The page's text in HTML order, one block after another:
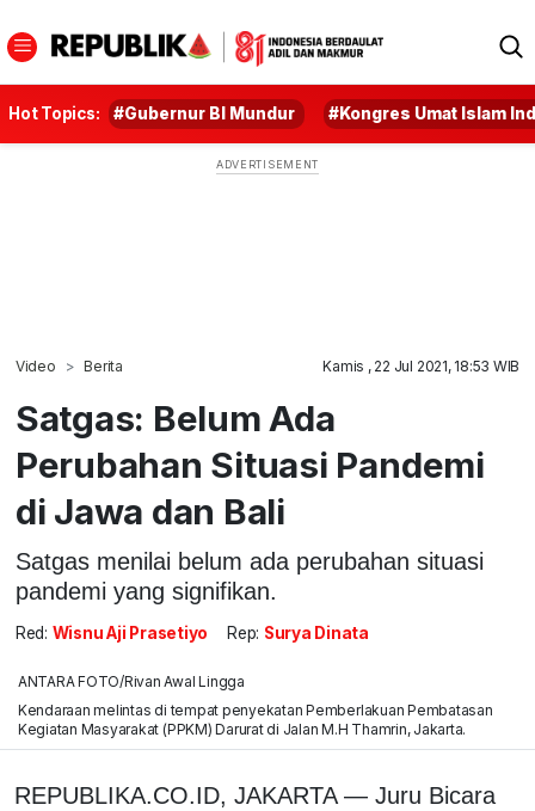
Hot Topics: #Gubernur BI Mundur #Kongres Umat Islam
Video Berita Kamis , 22 Jul 2021, 18:53 WIB
Satgas: Belum Ada
Perubahan Situasi Pandemi
di Jawa dan Bali
Satgas menilai belum ada perubahan situasi
pandemi yang signifikan.
Red: Wisnu Aji Prasetiyo Rep: Surya Dinata
ANTARA FOTO/Rivan Awal Lingga
Kendaraan melintas di tempat penyekatan Pemberlakuan Pembatasan
Kegiatan Masyarakat (PPKM) Darurat di Jalan M.H Thamrin, Jakarta.
REPUBLIKA.CO.ID, JAKARTA — Juru Bicara